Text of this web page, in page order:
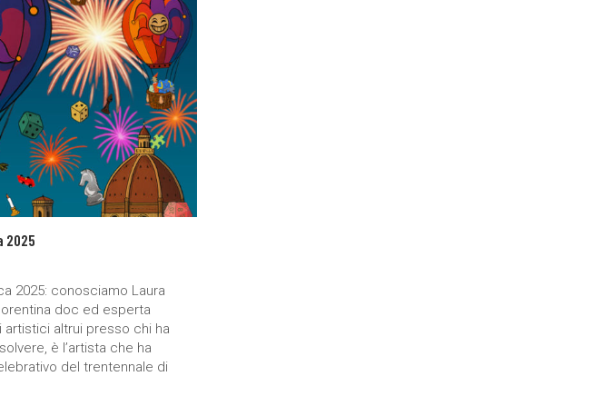
2025
2025: conosciamo Laura
doc ed esperta
altrui presso chi ha
è l’artista che ha
del trentennale di